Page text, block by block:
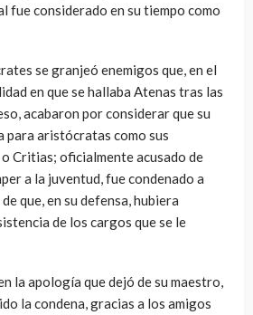
fue considerado en su tiempo como
se granjeó enemigos que, en el
en que se hallaba Atenas tras las
acabaron por considerar que su
para aristócratas como sus
Critias; oficialmente acusado de
a la juventud, fue condenado a
que, en su defensa, hubiera
de los cargos que se le
la apología que dejó de su maestro,
la condena, gracias a los amigos